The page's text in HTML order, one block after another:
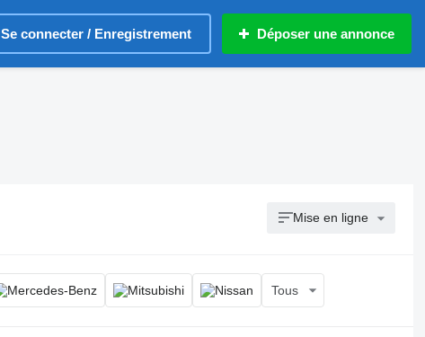
Se connecter / Enregistrement Déposer une annonce
Mise en ligne
Tous